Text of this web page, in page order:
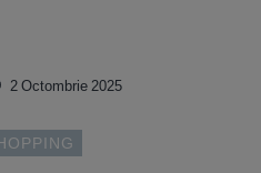
2 Octombrie 2025